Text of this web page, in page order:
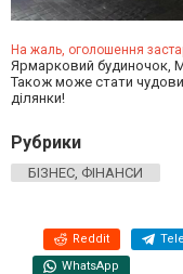
На жаль, оголошення
Ярмарковий будиночок,
Також може стати
ділянки!
Рубрики
БІЗНЕС, ФІНАНСИ
Reddit
WhatsApp